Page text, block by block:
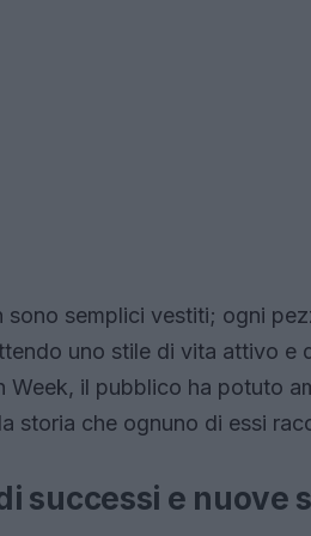
sono semplici vestiti; ogni
uno stile di vita attivo e
Week, il pubblico ha potuto
storia che ognuno di essi
successi e nuove